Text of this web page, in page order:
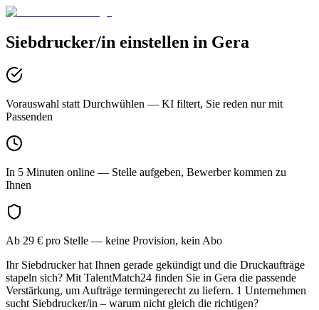
Siebdrucker/in einstellen in Gera
Vorauswahl statt Durchwühlen — KI filtert, Sie reden nur mit
Passenden
In 5 Minuten online — Stelle aufgeben, Bewerber kommen zu
Ihnen
Ab 29 € pro Stelle — keine Provision, kein Abo
Ihr Siebdrucker hat Ihnen gerade gekündigt und die Druckaufträge
stapeln sich? Mit TalentMatch24 finden Sie in Gera die passende
Verstärkung, um Aufträge termingerecht zu liefern. 1 Unternehmen
sucht Siebdrucker/in – warum nicht gleich die richtigen?